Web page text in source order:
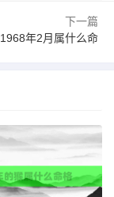
下一篇
1968年2月属什么命